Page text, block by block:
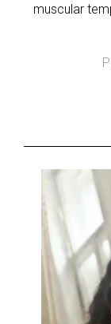
muscular